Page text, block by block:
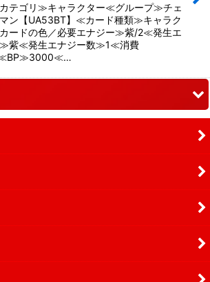
絞り込む
テゴリ≫キャラクター≪グループ≫チェ
ン【UA53BT】≪カード種類≫キャラク
ードの色／必要エナジー≫紫/2≪発生エ
≫紫≪発生エナジー数≫1≪消費
ガールズ【UA55BT】